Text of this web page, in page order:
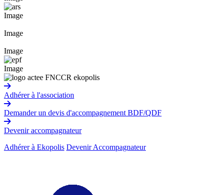
Image
Image
Image
Image
Adhérer à l'association
Demander un devis d'accompagnement BDF/QDF
Devenir accompagnateur
Adhérer à Ekopolis Devenir Accompagnateur